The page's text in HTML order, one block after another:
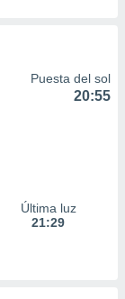
Puesta del sol
20:55
Última luz
21:29